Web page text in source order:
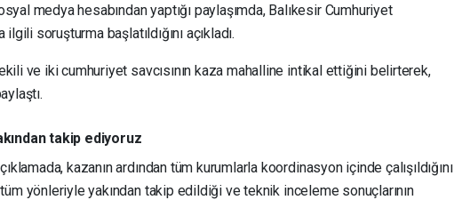
medya hesabından yaptığı paylaşımda, Balıkesir Cumhuriyet
ilgili soruşturma başlatıldığını açıkladı.
ve iki cumhuriyet savcısının kaza mahalline intikal ettiğini belirterek,
takip ediyoruz
kazanın ardından tüm kurumlarla koordinasyon içinde çalışıldığını
yönleriyle yakından takip edildiği ve teknik inceleme sonuçlarının